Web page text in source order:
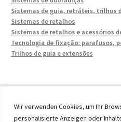
Wir verwenden Cookies, um Ihr
personalisierte Anzeigen oder
Sistemas de guia, retráteis, trilhos
Sistemas de retalhos
Sistemas de retalhos e acessórios
Tecnologia de fixação: parafusos,
Trilhos de guia e extensões